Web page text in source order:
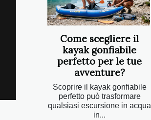
Come scegliere il
kayak gonfiabile
perfetto per le tue
avventure?
Scoprire il kayak gonfiabile
perfetto può trasformare
qualsiasi escursione in acqua
in...